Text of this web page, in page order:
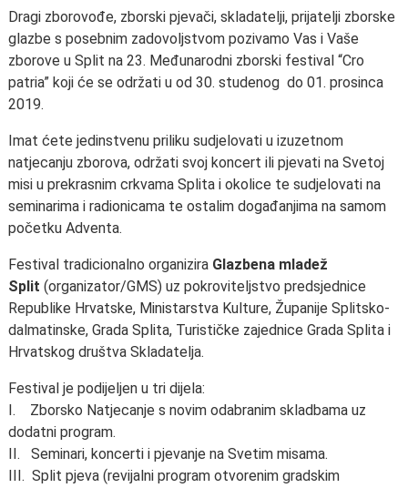
Dragi zborovođe, zborski pjevači, skladatelji, prijatelji zborske
glazbe s posebnim zadovoljstvom pozivamo Vas i Vaše
zborove u Split na 23. Međunarodni zborski festival “Cro
patria” koji će se održati u od 30. studenog do 01. prosinca
2019.
Imat ćete jedinstvenu priliku sudjelovati u izuzetnom
natjecanju zborova, održati svoj koncert ili pjevati na Svetoj
misi u prekrasnim crkvama Splita i okolice te sudjelovati na
seminarima i radionicama te ostalim događanjima na samom
početku Adventa.
Festival tradicionalno organizira Glazbena mladež
Split (organizator/GMS) uz pokroviteljstvo predsjednice
Republike Hrvatske, Ministarstva Kulture, Županije Splitsko-
dalmatinske, Grada Splita, Turističke zajednice Grada Splita i
Hrvatskog društva Skladatelja.
Festival je podijeljen u tri dijela:
I. Zborsko Natjecanje s novim odabranim skladbama uz
dodatni program.
II. Seminari, koncerti i pjevanje na Svetim misama.
III. Split pjeva (revijalni program otvorenim gradskim